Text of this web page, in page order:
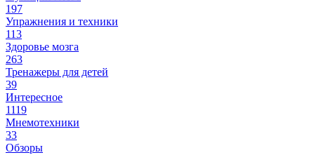
197
Упражнения и техники
113
Здоровье мозга
263
Тренажеры для детей
39
Интересное
1119
Мнемотехники
33
Обзоры